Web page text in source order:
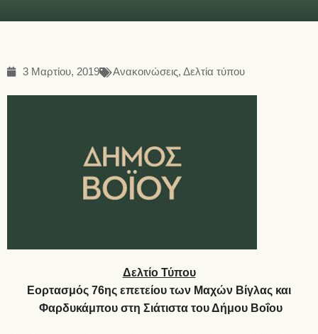
3 Μαρτίου, 2019 Ανακοινώσεις,Δελτία τύπου
Δελτίο Τύπου
Εορτασμός 76ης επετείου των Μαχών Βίγλας και
Φαρδυκάμπουστη Σιάτιστατου Δήμου Βοΐου